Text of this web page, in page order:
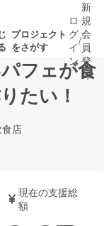
プロジェクト
をさがす
近いプ
音楽
ロ
グ
イ
ン
/
新
規
会
員
登
録
フェが食
たい！
店
現在の支援総
額